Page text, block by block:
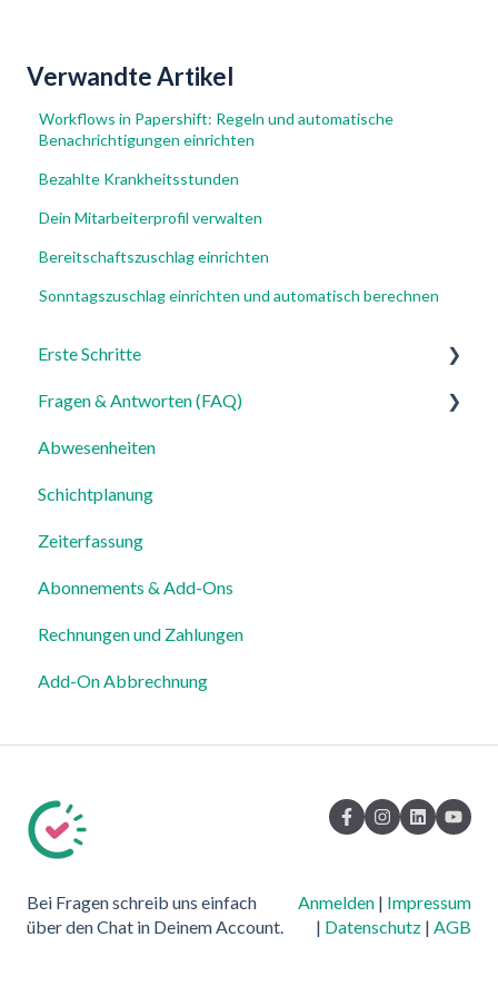
Verwandte Artikel
Workflows in Papershift: Regeln und automatische
Benachrichtigungen einrichten
Bezahlte Krankheitsstunden
Dein Mitarbeiterprofil verwalten
Bereitschaftszuschlag einrichten
Sonntagszuschlag einrichten und automatisch berechnen
Erste Schritte
Für Admins
Für Mitarbeiter
Einstellungen
Fragen & Antworten (FAQ)
Login, Account & Sicherheit
Mitarbeiterverwaltung
Mitarbeiterprofile & Stammdaten
Standorte & Arbeitsbereiche
Zeiterfassung, Soll-Stunden & Abwesenheiten
Dienstplanung & Spezialfälle
Export
System & Status
Abwesenheiten
Schichtplanung
Zeiterfassung
Abonnements & Add-Ons
Rechnungen und Zahlungen
Add-On Abbrechnung
Bei Fragen schreib uns einfach
über den Chat in Deinem Account.
Anmelden | Impressum
| Datenschutz | AGB